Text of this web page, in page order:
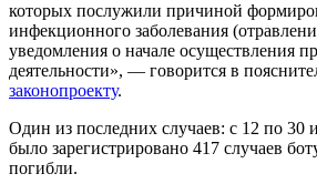
которых послужили причиной
инфекционного заболевания
уведомления о начале осуществления
деятельности», — говорится в
законопроекту.
Один из последних случаев: с 12 по 30
было зарегистрировано 417 случаев
погибли.